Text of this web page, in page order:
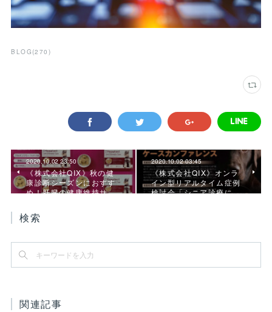
BLOG (270 )
2020.10.02 23:50
《株式会社QIX》秋の健
康診断シーズンにおすす
め！肝臓の健康維持サ…
2020.10.02 03:45
《株式会社QIX》オンラ
イン型リアルタイム症例
検討会「シニア診療に…
検索
関連記事